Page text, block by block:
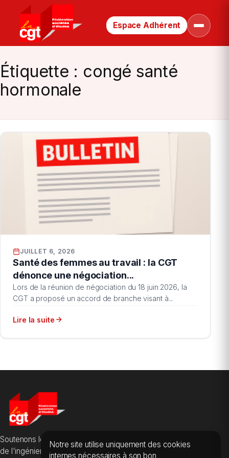
Retour
page
d’accueil
Espace Adhérent
Ouvrir
le
Étiquette : congé santé
hormonale
JUILLET 6, 2026
Santé des femmes au travail : la CGT
dénonce une négociation...
Lors de la réunion de négociation du 18 juin 2026, la
CGT a proposé un accord de branche visant à...
Lire la suite
Soutenons les salarié·es des sociétés d'études, du conseil et
de l'ingénierie.
Notre site utilise uniquement des cookies
internes nécessaires à son bon